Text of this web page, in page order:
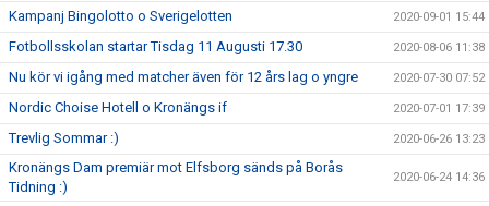
Kampanj Bingolotto o Sverigelotten 2020-09-01 15:44
Fotbollsskolan startar Tisdag 11 Augusti 17.30 2020-08-06 11:38
Nu kör vi igång med matcher även för 12 års lag o yngre 2020-07-30 07:52
Nordic Choise Hotell o Kronängs if 2020-07-01 17:39
Trevlig Sommar :) 2020-06-26 13:23
Kronängs Dam premiär mot Elfsborg sänds på Borås
Tidning :)
2020-06-24 14:36